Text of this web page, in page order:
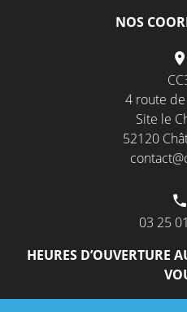
NOS
4 route
Site le
52120
03 25
HEURES D’OUVERTURE